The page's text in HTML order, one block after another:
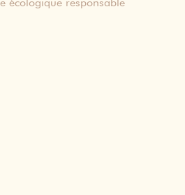
écologique responsable